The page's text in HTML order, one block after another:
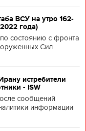
ВСУ на утро 162-
года)
состоянию с фронта
Сил
истребители
- ISW
сообщений
информации